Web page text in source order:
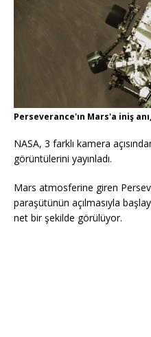
Perseverance'ın Mars'a iniş
NASA, 3 farklı kamera
görüntülerini yayınladı.
Mars atmosferine giren
paraşütünün açılmasıyla
net bir şekilde görülüyor.